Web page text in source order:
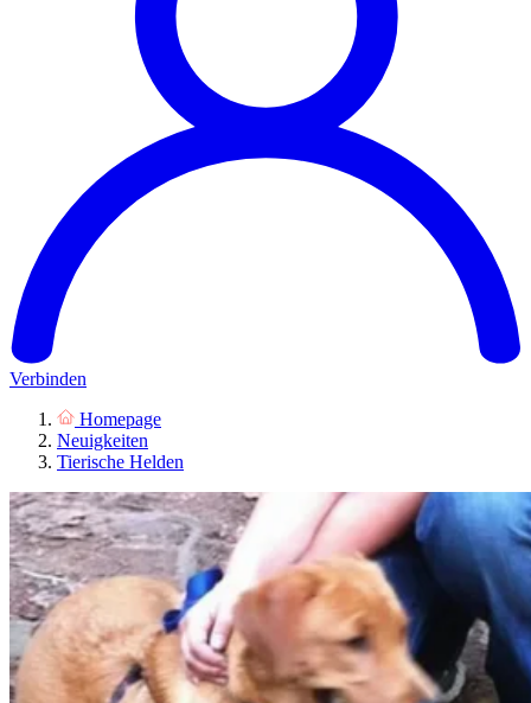
Verbinden
Homepage
Neuigkeiten
Tierische Helden